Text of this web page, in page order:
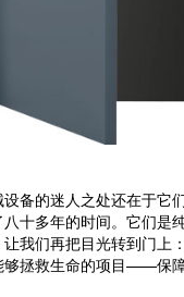
设备的迷人之处还在于
八十多年的时间。它们是
让我们再把目光转到门上
够拯救生命的项目——保障